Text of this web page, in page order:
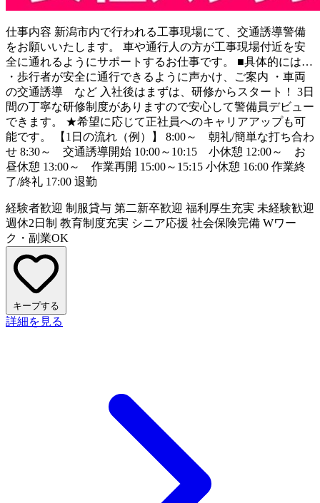
仕事内容 新潟市内で行われる工事現場にて、交通誘導警備
をお願いいたします。 車や通行人の方が工事現場付近を安
全に通れるようにサポートするお仕事です。 ■具体的には…
・歩行者が安全に通行できるように声かけ、ご案内 ・車両
の交通誘導 など 入社後はまずは、研修からスタート！ 3日
間の丁寧な研修制度がありますので安心して警備員デビュー
できます。 ★希望に応じて正社員へのキャリアアップも可
能です。 【1日の流れ（例）】 8:00～ 朝礼/簡単な打ち合わ
せ 8:30～ 交通誘導開始 10:00～10:15 小休憩 12:00～ お
昼休憩 13:00～ 作業再開 15:00～15:15 小休憩 16:00 作業終
了/終礼 17:00 退勤
経験者歓迎 制服貸与 第二新卒歓迎 福利厚生充実 未経験歓迎
週休2日制 教育制度充実 シニア応援 社会保険完備 Wワー
ク・副業OK
キープする
詳細を見る